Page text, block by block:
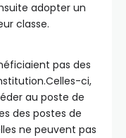
adopter un
classe.
pas des
ci,
au poste de
des postes de
ne peuvent pas